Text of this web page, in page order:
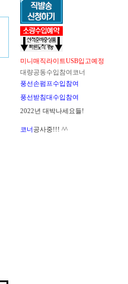
미니매직라이트USB입고예정
대량공동수입참여코너
풍선손펌프수입참여
풍선받침대수입참여
2022년 대박나세요들!
코너공사중!!! ^^